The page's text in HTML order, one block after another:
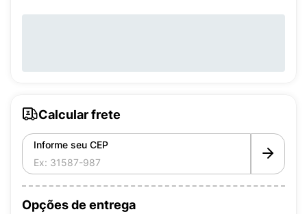
Calcular frete
Informe seu CEP
Opções de entrega